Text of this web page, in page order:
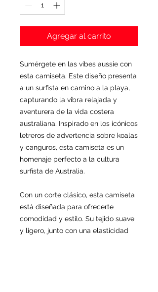
Agregar al carrito
Sumérgete en las vibes aussie con
esta camiseta. Este diseño presenta
a un surfista en camino a la playa,
capturando la vibra relajada y
aventurera de la vida costera
australiana. Inspirado en los icónicos
letreros de advertencia sobre koalas
y canguros, esta camiseta es un
homenaje perfecto a la cultura
surfista de Australia.
Con un corte clásico, esta camiseta
está diseñada para ofrecerte
comodidad y estilo. Su tejido suave
y ligero, junto con una elasticidad